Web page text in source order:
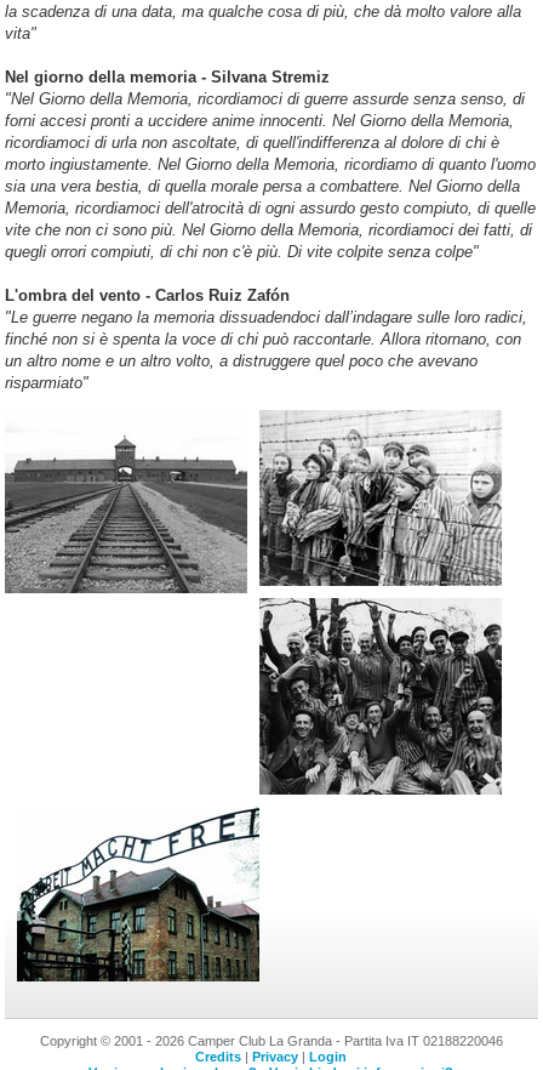
la scadenza di una data, ma qualche cosa di più, che dà molto valore alla
vita"
Nel giorno della memoria - Silvana Stremiz
"Nel Giorno della Memoria, ricordiamoci di guerre assurde senza senso, di
forni accesi pronti a uccidere anime innocenti. Nel Giorno della Memoria,
ricordiamoci di urla non ascoltate, di quell'indifferenza al dolore di chi è
morto ingiustamente. Nel Giorno della Memoria, ricordiamo di quanto l'uomo
sia una vera bestia, di quella morale persa a combattere. Nel Giorno della
Memoria, ricordiamoci dell'atrocità di ogni assurdo gesto compiuto, di quelle
vite che non ci sono più. Nel Giorno della Memoria, ricordiamoci dei fatti, di
quegli orrori compiuti, di chi non c'è più. Di vite colpite senza colpe"
L'ombra del vento - Carlos Ruiz Zafón
"Le guerre negano la memoria dissuadendoci dall’indagare sulle loro radici,
finché non si è spenta la voce di chi può raccontarle. Allora ritornano, con
un altro nome e un altro volto, a distruggere quel poco che avevano
risparmiato"
Copyright © 2001 - 2026 Camper Club La Granda - Partita Iva IT 02188220046
Credits |Privacy |Login